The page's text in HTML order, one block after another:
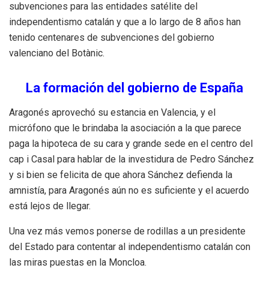
subvenciones para las entidades satélite del
independentismo catalán y que a lo largo de 8 años han
tenido centenares de subvenciones del gobierno
valenciano del Botànic.
La formación del gobierno de España
Aragonés aprovechó su estancia en Valencia, y el
micrófono que le brindaba la asociación a la que parece
paga la hipoteca de su cara y grande sede en el centro del
cap i Casal para hablar de la investidura de Pedro Sánchez
y si bien se felicita de que ahora Sánchez defienda la
amnistía, para Aragonés aún no es suficiente y el acuerdo
está lejos de llegar.
Una vez más vemos ponerse de rodillas a un presidente
del Estado para contentar al independentismo catalán con
las miras puestas en la Moncloa.